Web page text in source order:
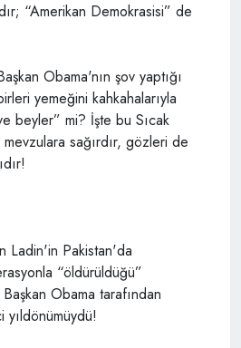
“Amerikan Demokrasisi” de
Obama'nın şov yaptığı
yemeğini kahkahalarıyla
beyler” mi? İşte bu Sıcak
sağırdır, gözleri de
Ladin'in Pakistan'da
“öldürüldüğü”
Başkan Obama tarafından
yıldönümüydü!